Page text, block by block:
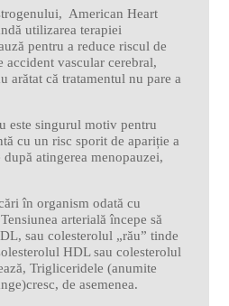
American Heart
utilizarea terapiei
pentru a reduce riscul de
accident vascular cerebral,
arătat că tratamentul nu pare a
este singurul motiv pentru
cu un risc sporit de apariție a
atingerea menopauzei,
în organism odată cu
arterială începe să
sau colesterolul „rău” tinde
HDL sau colesterolul
Trigliceridele (anumite
de asemenea.